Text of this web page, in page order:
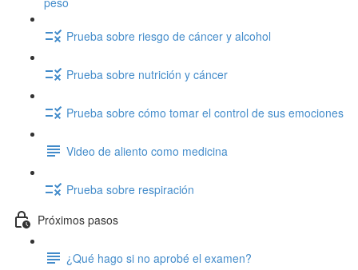
Prueba sobre riesgo de cáncer y alcohol
Prueba sobre nutrición y cáncer
Prueba sobre cómo tomar el control de sus emociones
Video de aliento como medicina
Prueba sobre respiración
Próximos pasos
¿Qué hago si no aprobé el examen?